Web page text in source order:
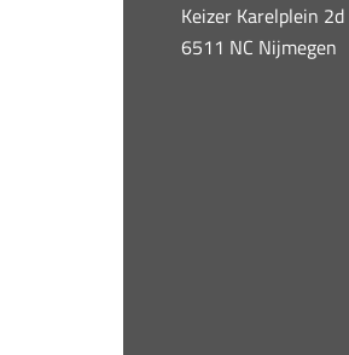
Keizer Karelplein 2d
6511 NC Nijmegen